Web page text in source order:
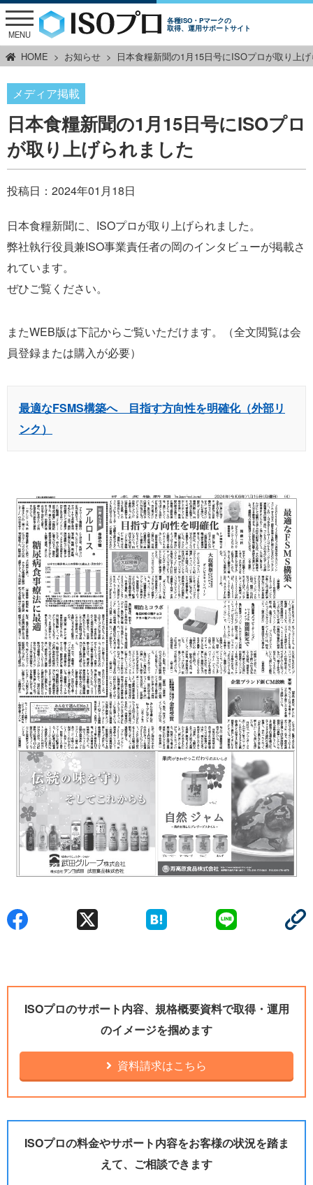
各種ISO・Pマークの
取得、運用サポートサイト
MENU
HOME お知らせ 日本食糧新聞の1月15日号にISOプロが取り上
メディア掲載
日本食糧新聞の1月15日号にISOプロ
が取り上げられました
投稿日： 2024年01月18日
日本食糧新聞に、ISOプロが取り上げられました。
弊社執行役員兼ISO事業責任者の岡のインタビューが掲載さ
れています。
ぜひご覧ください。
またWEB版は下記からご覧いただけます。（全文閲覧は会
員登録または購入が必要）
最適なFSMS構築へ 目指す方向性を明確化（外部リ
ンク）
ISOプロのサポート内容、規格概要資料で取得・運用
のイメージを掴めます
資料請求はこちら
ISOプロの料金やサポート内容をお客様の状況を踏ま
えて、ご相談できます